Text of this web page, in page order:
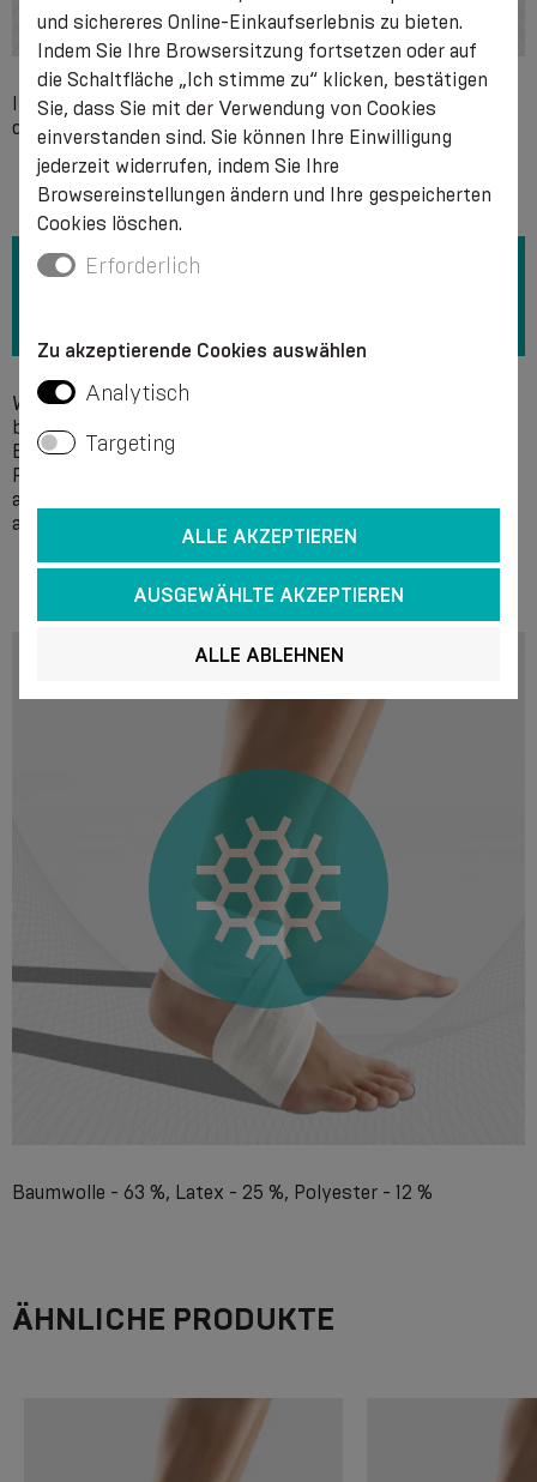
Individuelle Unverträglichkeit mit einem der Bestandteile
des Produkts.
Wir empfehlen die Wäsche von Hand in einer Seifenlösung
bei einer Temperatur von + 40 °C ohne Verwendung von
Bleichmitteln. Verwenden Sie keine chemischen Mittel zur
Reinigung. Es wird empfohlen, das Wasser vorsichtig
auszudrücken, ohne es auszuwringen, und das Produkt
ausgebreitet zu trocknen. Nicht bügeln.
Baumwolle - 63 %, Latex - 25 %, Polyester - 12 %
ÄHNLICHE PRODUKTE
und sichereres Online-Einkaufserlebnis zu bieten.
Indem Sie Ihre Browsersitzung fortsetzen oder auf
die Schaltfläche „Ich stimme zu“ klicken, bestätigen
Sie, dass Sie mit der Verwendung von Cookies
einverstanden sind. Sie können Ihre Einwilligung
jederzeit widerrufen, indem Sie Ihre
Browsereinstellungen ändern und Ihre gespeicherten
Cookies löschen.
Erforderlich
Zu akzeptierende Cookies auswählen
Analytisch
Targeting
ALLE AKZEPTIEREN
AUSGEWÄHLTE AKZEPTIEREN
ALLE ABLEHNEN